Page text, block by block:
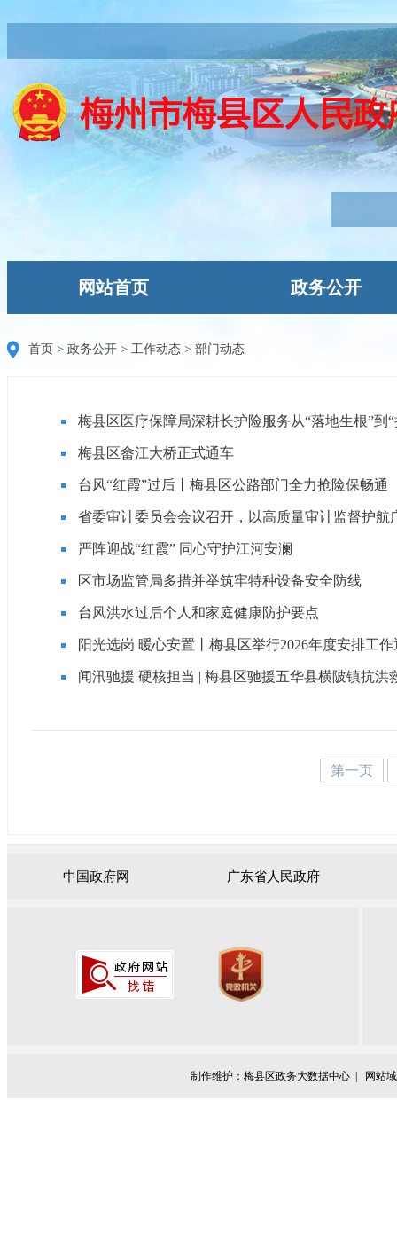
网站首页 政务公开
首页 > 政务公开 > 工作动态 > 部门动态
梅县区医疗保障局深耕长护险服务从“落地生根”到
梅县区畲江大桥正式通车
台风“红霞”过后丨梅县区公路部门全力抢险保畅通
省委审计委员会会议召开，以高质量审计监督护航
严阵迎战“红霞” 同心守护江河安澜
区市场监管局多措并举筑牢特种设备安全防线
台风洪水过后个人和家庭健康防护要点
阳光选岗 暖心安置丨梅县区举行2026年度安排工
闻汛驰援 硬核担当 | 梅县区驰援五华县横陂镇抗洪
第一页
中国政府网 广东省人民政府
制作维护：梅县区政务大数据中心 | 网站